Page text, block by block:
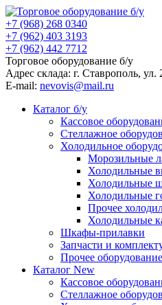
+7 (968) 268 0340
+7 (962) 403 3193
+7 (962) 442 7712
Торговое оборудование б/у
Адрес склада: г. Ставрополь, ул.
E-mail: nevovis@mail.ru
Каталог б/у
Кассовое
Стеллажное
Холодильное
Морозильные
Холодильные
Холодильные
Холодильные
Прочее
Холодильные
Шкафы-прилавки
Запчасти и
Прочее оборудование
Каталог New
Кассовое
Стеллажное